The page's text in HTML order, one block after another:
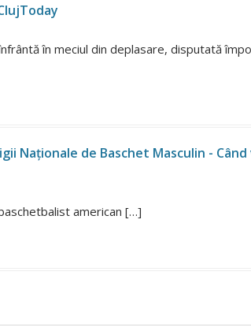
în meciul din deplasare, disputată
Naționale de Baschet Masculin - Când
american […]